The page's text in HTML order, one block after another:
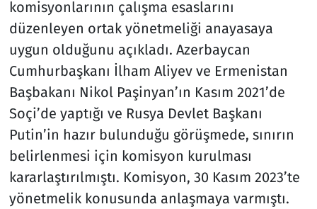
komisyonlarının çalışma esaslarını
düzenleyen ortak yönetmeliği anayasaya
uygun olduğunu açıkladı. Azerbaycan
Cumhurbaşkanı İlham Aliyev ve Ermenistan
Başbakanı Nikol Paşinyan’ın Kasım 2021’de
Soçi’de yaptığı ve Rusya Devlet Başkanı
Putin’in hazır bulunduğu görüşmede, sınırın
belirlenmesi için komisyon kurulması
kararlaştırılmıştı. Komisyon, 30 Kasım 2023’te
yönetmelik konusunda anlaşmaya varmıştı.